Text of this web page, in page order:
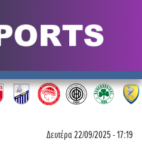
Δευτέρα 22/09/2025 - 17:19